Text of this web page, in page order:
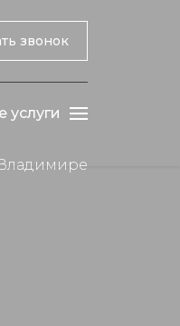
звонок
услуги